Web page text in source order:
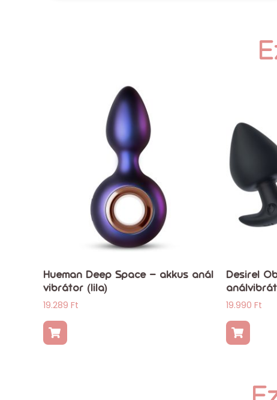
Hueman Deep Space – akkus anál
vibrátor (lila)
19.289 Ft
Desirel
19.990 Ft